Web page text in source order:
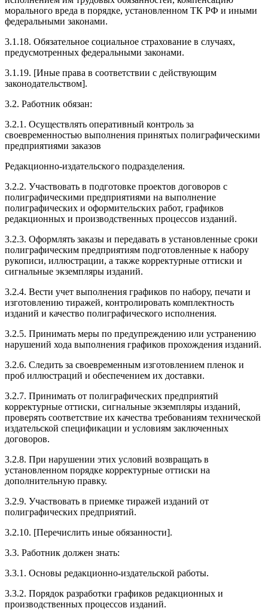
морального вреда в порядке, установленном ТК РФ и иными
федеральными законами.
3.1.18. Обязательное социальное страхование в случаях,
предусмотренных федеральными законами.
3.1.19. [Иные права в соответствии с действующим
законодательством].
3.2. Работник обязан:
3.2.1. Осуществлять оперативный контроль за
своевременностью выполнения принятых полиграфическими
предприятиями заказов
Редакционно-издательского подразделения.
3.2.2. Участвовать в подготовке проектов договоров с
полиграфическими предприятиями на выполнение
полиграфических и оформительских работ, графиков
редакционных и производственных процессов изданий.
3.2.3. Оформлять заказы и передавать в установленные сроки
полиграфическим предприятиям подготовленные к набору
рукописи, иллюстрации, а также корректурные оттиски и
сигнальные экземпляры изданий.
3.2.4. Вести учет выполнения графиков по набору, печати и
изготовлению тиражей, контролировать комплектность
изданий и качество полиграфического исполнения.
3.2.5. Принимать меры по предупреждению или устранению
нарушений хода выполнения графиков прохождения изданий.
3.2.6. Следить за своевременным изготовлением пленок и
проб иллюстраций и обеспечением их доставки.
3.2.7. Принимать от полиграфических предприятий
корректурные оттиски, сигнальные экземпляры изданий,
проверять соответствие их качества требованиям технической
издательской спецификации и условиям заключенных
договоров.
3.2.8. При нарушении этих условий возвращать в
установленном порядке корректурные оттиски на
дополнительную правку.
3.2.9. Участвовать в приемке тиражей изданий от
полиграфических предприятий.
3.2.10. [Перечислить иные обязанности].
3.3. Работник должен знать:
3.3.1. Основы редакционно-издательской работы.
3.3.2. Порядок разработки графиков редакционных и
производственных процессов изданий.